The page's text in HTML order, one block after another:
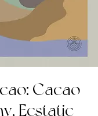
Cacao
Ecstatic